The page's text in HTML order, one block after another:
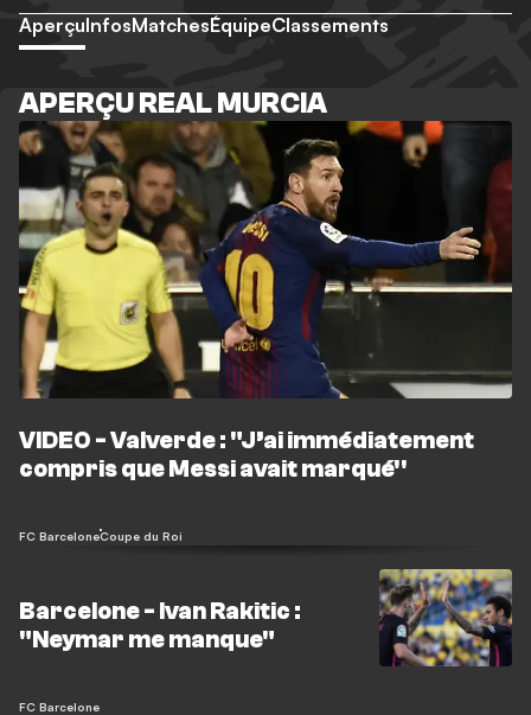
AperçuInfosMatchesÉquipeClassements
APERÇU REAL MURCIA
VIDEO - Valverde : "J’ai immédiatement
compris que Messi avait marqué''
FC BarceloneCoupe du Roi
Barcelone - Ivan Rakitic :
"Neymar me manque"
FC Barcelone